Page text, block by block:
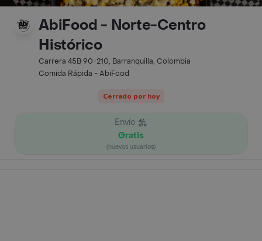
AbiFood - Norte-Centro
Histórico
Carrera 45B 90-210, Barranquilla, Colombia
Comida Rápida - AbiFood
Cerrado por hoy
Envío
Gratis
(nuevos usuarios)